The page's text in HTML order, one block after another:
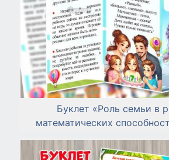
Буклет «Роль семьи в
математических